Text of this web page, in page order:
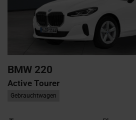
BMW 220
Active Tourer
Gebrauchtwagen